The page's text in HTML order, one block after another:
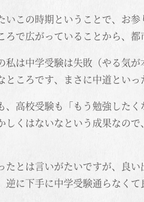
いこの時期ということで、お
ろで広がっていることから、
私は中学受験は失敗（やる気
ところです、まさに中道といっ
、高校受験も「もう勉強した
しくはないなという成果なの
たとは言いがたいですが、良
逆に下手に中学受験通らなくて